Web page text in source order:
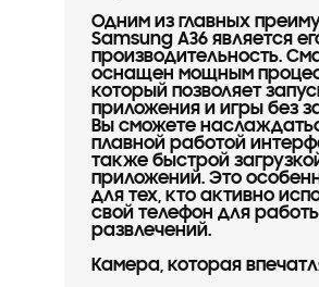
Одним из главных
Samsung A36 является
производительность.
оснащен мощным
который позволяет
приложения и игры без
Вы сможете
плавной работой
также быстрой
приложений. Это
для тех, кто активно
свой телефон для
развлечений.
Камера, которая